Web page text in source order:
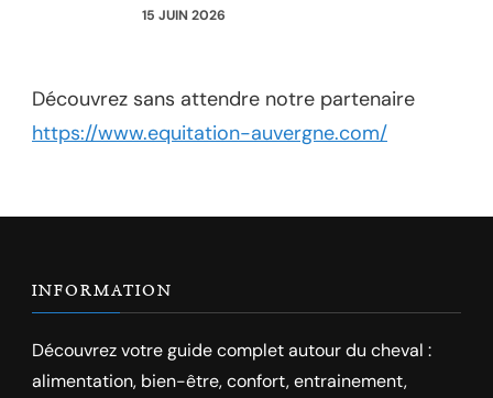
15 JUIN 2026
Découvrez sans attendre notre partenaire
https://www.equitation-auvergne.com/
INFORMATION
Découvrez votre guide complet autour du cheval :
alimentation, bien-être, confort, entrainement,